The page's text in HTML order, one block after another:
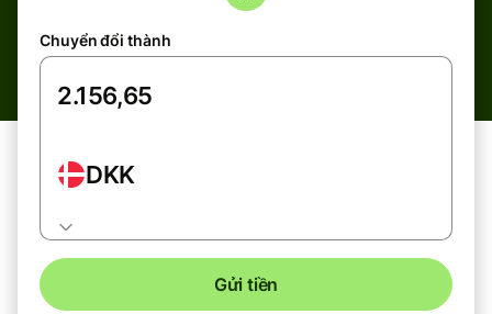
Chuyển đổi thành
DKK
Gửi tiền